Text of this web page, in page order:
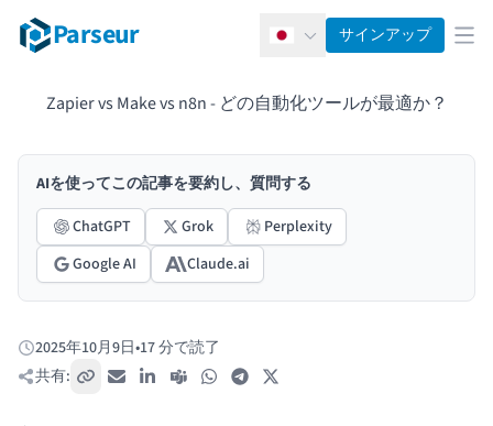
Parseur 日本語サインアップ メ
Zapier vs Make vs n8n - どの自動化ツールが最適か？
AIを使ってこの記事を要約し、質問する
ChatGPT
Grok
Perplexity
Google AI
Claude.ai
公開日:
2025年10月9日•17 分で読了
共有:
リンクをコピー
メールLinkedIn
Teams WhatsAppTelegram